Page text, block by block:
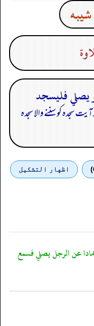
سجدہ کو سننے والا سجدہ
اظهار التشكيل
عن الرجل يصلي فسمع